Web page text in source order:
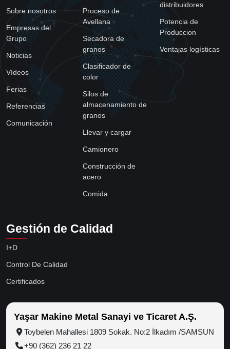
Sobre nosotros
Empresas del
Grupo
Noticias
Vídeos
Ferias
Referencias
Comunicación
Proceso de
Avellana
Secadora de
granos
Clasificador de
color
Silos de
almacenamiento de
granos
Llevar y cargar
Camionero
Construcción de
acero
Comida
distribuidores
Potencia de
Produccion
Ventajas logísticas
Gestión de Calidad
I+D
Control De Calidad
Certificados
Yaşar Makine Metal Sanayi ve Ticaret A.Ş.
Toybelen Mahallesi 1809 Sokak. No:2 İlkadım /SAMSUN
+90 (362) 236 21 22